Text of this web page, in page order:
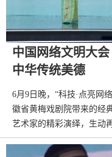
中国网络文明大
中华传统美德
6月9日晚，“科技·点亮网
徽省黄梅戏剧院带来的经
艺术家的精彩演绎，生动